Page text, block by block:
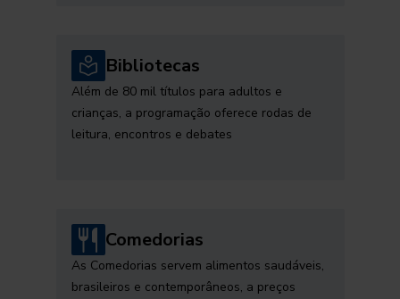
Bibliotecas
Além de 80 mil títulos para adultos e
crianças, a programação oferece rodas de
leitura, encontros e debates
Comedorias
As Comedorias servem alimentos saudáveis,
brasileiros e contemporâneos, a preços